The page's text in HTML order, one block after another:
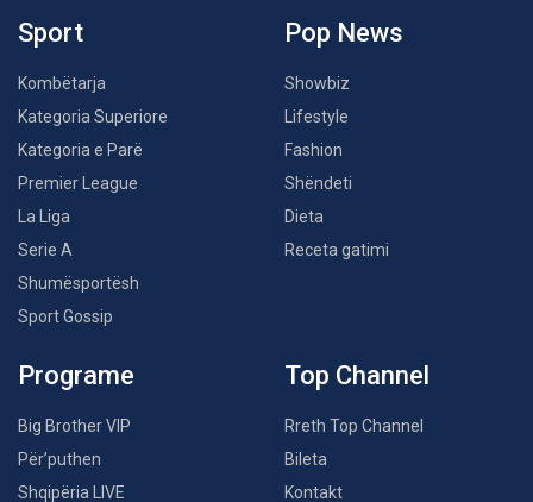
Sport
Kombëtarja
Kategoria Superiore
Kategoria e Parë
Premier League
La Liga
Serie A
Shumësportësh
Sport Gossip
Pop News
Showbiz
Lifestyle
Fashion
Shëndeti
Dieta
Receta gatimi
Programe
Big Brother VIP
Për’puthen
Shqipëria LIVE
Top Channel
Rreth Top Channel
Bileta
Kontakt